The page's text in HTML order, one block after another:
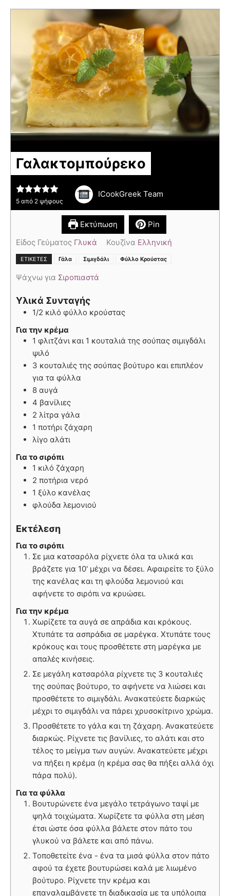
Γαλακτομπούρεκο
5 από 2 ψήφους
ICookGreek Team
Εκτύπωση
Pin
Είδος Γεύματος Γλυκά Κουζίνα Ελληνική
ΕΤΙΚΈΤΕΣ Γάλα Σιμιγδάλι Φύλλο Κρούστας
Ψάχνω για Σιροπιαστά
Υλικά Συνταγής
1/2 κιλό φύλλο κρούστας
Για την κρέμα
1 φλιτζάνι και 1 κουταλιά της σούπας σιμιγδάλι
ψιλό
3 κουταλιές της σούπας βούτυρο και επιπλέον
για τα φύλλα
8 αυγά
4 βανίλιες
2 λίτρα γάλα
1 ποτήρι ζάχαρη
λίγο αλάτι
Για το σιρόπι
1 κιλό ζάχαρη
2 ποτήρια νερό
1 ξύλο κανέλας
φλούδα λεμονιού
Εκτέλεση
Για το σιρόπι
Σε μια κατσαρόλα ρίχνετε όλα τα υλικά και
βράζετε για 10' μέχρι να δέσει. Αφαιρείτε το ξύλο
της κανέλας και τη φλούδα λεμονιού και
αφήνετε το σιρόπι να κρυώσει.
Για την κρέμα
Χωρίζετε τα αυγά σε απράδια και κρόκους.
Χτυπάτε τα ασπράδια σε μαρέγκα. Χτυπάτε τους
κρόκους και τους προσθέτετε στη μαρέγκα με
απαλές κινήσεις.
Σε μεγάλη κατσαρόλα ρίχνετε τις 3 κουταλιές
της σούπας βούτυρο, το αφήνετε να λιώσει και
προσθέτετε το σιμιγδάλι. Ανακατεύετε διαρκώς
μέχρι το σιμιγδάλι να πάρει χρυσοκίτρινο χρώμα.
Προσθέτετε το γάλα και τη ζάχαρη. Ανακατεύετε
διαρκώς. Ρίχνετε τις βανίλιες, το αλάτι και στο
τέλος το μείγμα των αυγών. Ανακατεύετε μέχρι
να πήξει η κρέμα (η κρέμα σας θα πήξει αλλά όχι
πάρα πολύ).
Για τα φύλλα
Βουτυρώνετε ένα μεγάλο τετράγωνο ταψί με
ψηλά τοιχώματα. Χωρίζετε τα φύλλα στη μέση
έτσι ώστε όσα φύλλα βάλετε στον πάτο του
γλυκού να βάλετε και από πάνω.
Τοποθετείτε ένα - ένα τα μισά φύλλα στον πάτο
αφού τα έχετε βουτυρώσει καλά με λιωμένο
βούτυρο. Ρίχνετε την κρέμα και
επαναλαμβάνετε τη διαδικασία με τα υπόλοιπα